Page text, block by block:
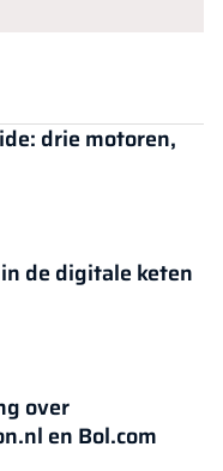
drie motoren,
de digitale keten
over
en Bol.com